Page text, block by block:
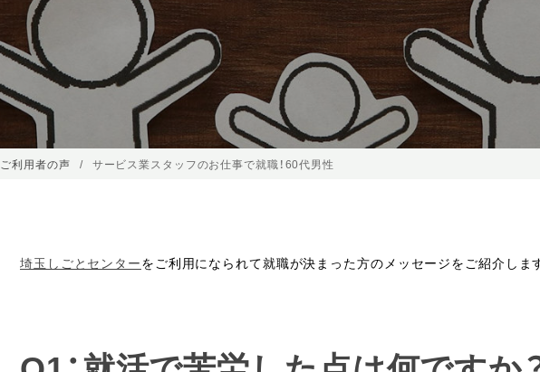
ご利用者の声 サービス業スタッフのお仕事で就職！60代男性
埼玉しごとセンターをご利用になられて就職が決まった方のメッセージをご紹介しま